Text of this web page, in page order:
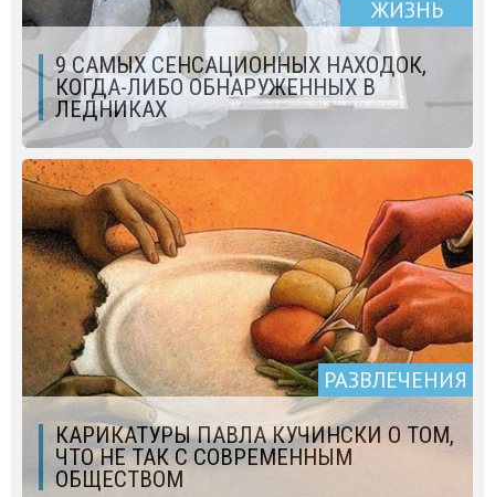
ЖИЗНЬ
9 САМЫХ СЕНСАЦИОННЫХ НАХОДОК,
КОГДА-ЛИБО ОБНАРУЖЕННЫХ В
ЛЕДНИКАХ
РАЗВЛЕЧЕНИЯ
КАРИКАТУРЫ ПАВЛА КУЧИНСКИ О ТОМ,
ЧТО НЕ ТАК С СОВРЕМЕННЫМ
ОБЩЕСТВОМ